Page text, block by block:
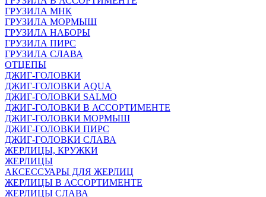
ГРУЗИЛА МНК
ГРУЗИЛА МОРМЫШ
ГРУЗИЛА НАБОРЫ
ГРУЗИЛА ПИРС
ГРУЗИЛА СЛАВА
ОТЦЕПЫ
ДЖИГ-ГОЛОВКИ
ДЖИГ-ГОЛОВКИ AQUA
ДЖИГ-ГОЛОВКИ SALMO
ДЖИГ-ГОЛОВКИ В АССОРТИМЕНТЕ
ДЖИГ-ГОЛОВКИ МОРМЫШ
ДЖИГ-ГОЛОВКИ ПИРС
ДЖИГ-ГОЛОВКИ СЛАВА
ЖЕРЛИЦЫ, КРУЖКИ
ЖЕРЛИЦЫ
АКСЕССУАРЫ ДЛЯ ЖЕРЛИЦ
ЖЕРЛИЦЫ В АССОРТИМЕНТЕ
ЖЕРЛИЦЫ СЛАВА